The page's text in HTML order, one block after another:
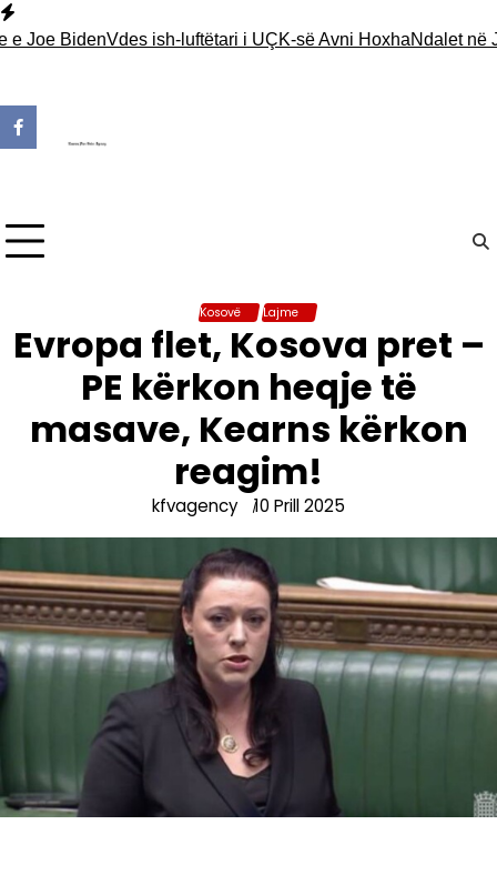
Skip
toBiden Vdes ish-luftëtari i UÇK-së Avni HoxhaNdalet në
Kosovë Lajme
Evropa flet, Kosova pret –
PE kërkon heqje të
masave, Kearns kërkon
reagim!
kfvagency 10 Prill 2025